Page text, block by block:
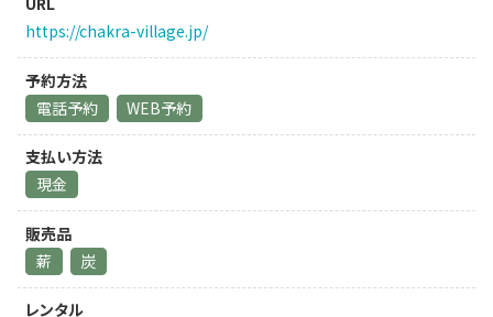
https://chakra-village.jp/
予約方法
電話予約
WEB予約
支払い方法
現金
販売品
薪
炭
レンタル